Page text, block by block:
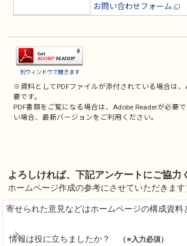
お問い合わせフォーム
別ウィンドウで開きます
※資料としてPDFファイルが添付されている場合は、
要です。
PDF書類をご覧になる場合は、Adobe Readerが必要
い場合、最新バージョンをご利用ください。